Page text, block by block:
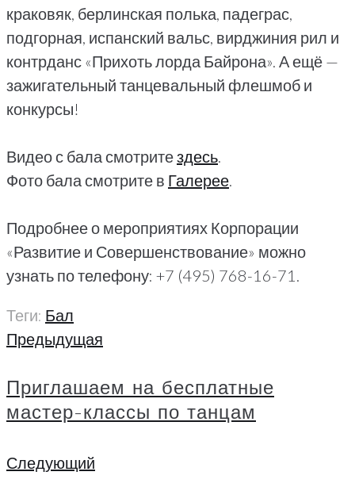
краковяк, берлинская полька, падеграс,
подгорная, испанский вальс, вирджиния рил и
контрданс «Прихоть лорда Байрона». А ещё —
зажигательный танцевальный флешмоб и
конкурсы!
Видео с бала смотритездесь.
Фото бала смотрите в Галерее.
Подробнее о мероприятиях Корпорации
«Развитие и Совершенствование» можно
узнать по телефону: +7 (495) 768-16-71.
Теги: Бал
Навигация
записям
Предыдущая
Предыдущая
Приглашаем на бесплатные
мастер-классы по танцам
Следующий
Следующий